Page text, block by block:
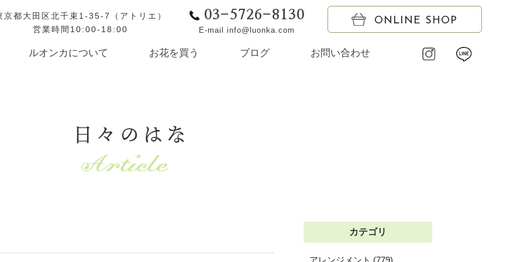
京都大田区北千束1-35-7（アトリエ）
営業時間10:00-18:00
03-5726-8130
E-mail info@luonka.com
ONLINE SHOP
ルオンカについて お花を買う ブログ お問い合わせ
日々のはな
カテゴリ
アレンジメント (779)